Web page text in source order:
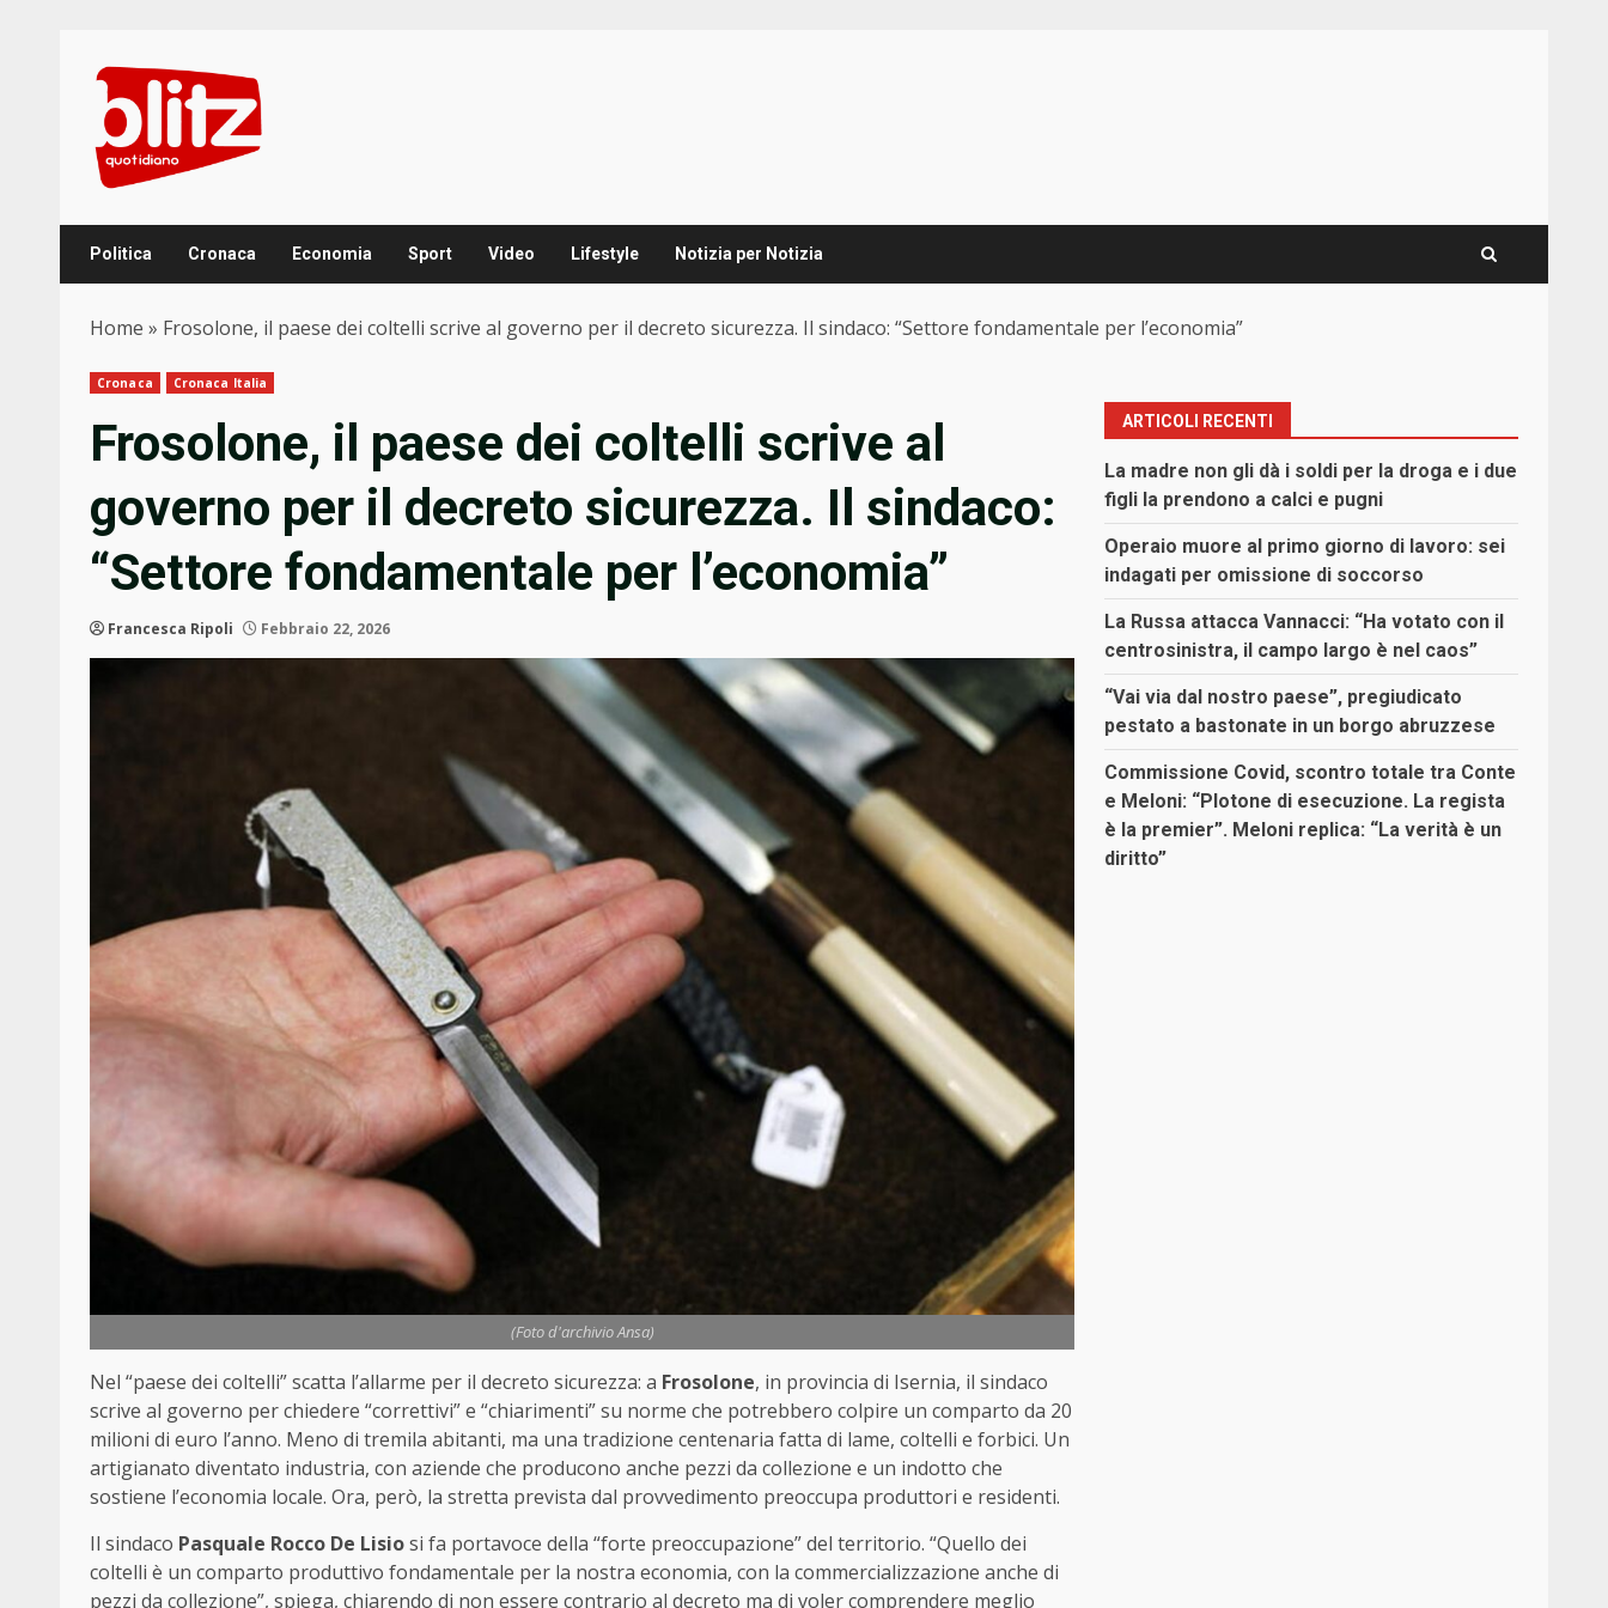
content
Politica Cronaca Economia Sport Video Lifestyle Notizia per Notizia
Home » Frosolone, il paese dei coltelli scrive al governo per il decreto sicurezza. Il sindaco: “Settore fondamentale per l’economia”
Cronaca Cronaca Italia
Frosolone, il paese dei coltelli scrive al
governo per il decreto sicurezza. Il sindaco:
“Settore fondamentale per l’economia”
Francesca Ripoli Febbraio 22, 2026
(Foto d'archivio Ansa)
Nel “paese dei coltelli” scatta l’allarme per il decreto sicurezza: a Frosolone, in provincia di Isernia, il sindaco
scrive al governo per chiedere “correttivi” e “chiarimenti” su norme che potrebbero colpire un comparto da 20
milioni di euro l’anno. Meno di tremila abitanti, ma una tradizione centenaria fatta di lame, coltelli e forbici. Un
artigianato diventato industria, con aziende che producono anche pezzi da collezione e un indotto che
sostiene l’economia locale. Ora, però, la stretta prevista dal provvedimento preoccupa produttori e residenti.
Il sindaco Pasquale Rocco De Lisiosi fa portavoce della “forte preoccupazione” del territorio. “Quello dei
coltelli è un comparto produttivo fondamentale per la nostra economia, con la commercializzazione anche di
pezzi da collezione”, spiega, chiarendo di non essere contrario al decreto ma di voler comprendere meglio
ARTICOLI RECENTI
La madre non gli dà i soldi per la droga e i due
figli la prendono a calci e pugni
Operaio muore al primo giorno di lavoro: sei
indagati per omissione di soccorso
La Russa attacca Vannacci: “Ha votato con il
centrosinistra, il campo largo è nel caos”
“Vai via dal nostro paese”, pregiudicato
pestato a bastonate in un borgo abruzzese
Commissione Covid, scontro totale tra Conte
e Meloni: “Plotone di esecuzione. La regista
è la premier”. Meloni replica: “La verità è un
diritto”